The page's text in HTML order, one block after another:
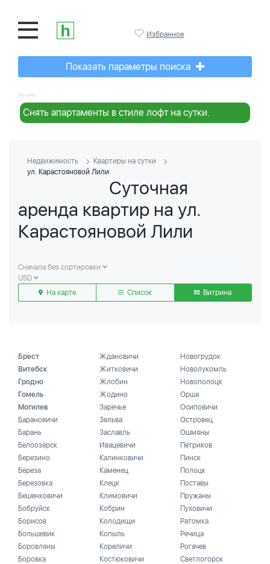
Избранное
Показать параметры поиска
Реклама:
Снять апартаменты в стиле лофт на сутки.
Недвижимость
Квартиры на сутки
ул. Карастояновой Лили
Суточная
аренда квартир на ул.
Карастояновой Лили
Сначала без сортировки
USD
На карте
Список Витрина
Брест
Витебск
Гродно
Гомель
Могилев
Барановичи
Барань
Белоозёрск
Березино
Береза
Березовка
Бешенковичи
Бобруйск
Борисов
Большевик
Боровляны
Боровка
Ждановичи
Житковичи
Жлобин
Жодино
Заречье
Зельва
Заславль
Ивацевичи
Калинковичи
Каменец
Клецк
Климовичи
Кобрин
Колодищи
Копыль
Кореличи
Костюковичи
Новогрудок
Новолукомль
Новополоцк
Орша
Осиповичи
Островец
Ошмяны
Петриков
Пинск
Полоцк
Поставы
Пружаны
Пуховичи
Ратомка
Речица
Рогачев
Светлогорск